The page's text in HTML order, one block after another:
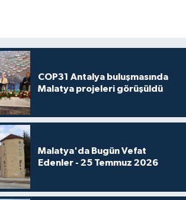
COP31 Antalya buluşmasında
Malatya projeleri görüşüldü
Malatya'da Bugün Vefat
Edenler - 25 Temmuz 2026